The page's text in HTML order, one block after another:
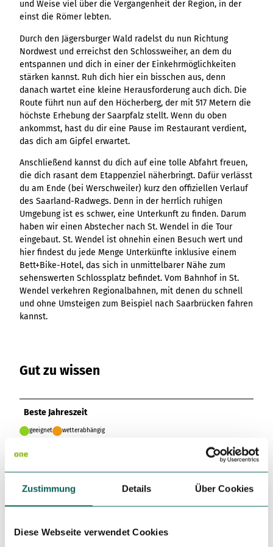
Zustimmung Details Über Cookies
Diese Webseite verwendet Cookies
Hambur
Menü -
Variante
3
Hambur
ger
Menü -
Variante
4
Variante 0
Kachel &
3er-Raster
4er-Raster
Kachel-Slider
Link-Liste
Mediengalerie
Übersicht
Variante 0
Variante 1
Variante 2
Variante 3
Mini-Teaser
Silhouette
Tabelle
Text und
Medien
Vertikale
Timeline
Übersicht
Variante 0
Variante 1
Variante 2
Variante 3
XXL-Galerie
Übersicht
Variante 0
Variante 1
Variante 2
Variante 3
Variante 4
Variante 5
Zitat
Übersicht
Variante 0
Variante 1
Variante 2
Ergebnisliste
Ergebnisliste:
individueller Filter
"beste Reisezeit"
Übersicht
Intelligenz trifft
Der KI-Wizard und
KI-Checker in
one.data
Übersicht
Variante 1
destination.guestcard
destination.highlight
destination.html
destination.imageclick
destination.language
destination.login
destination.logo
destination.mail
destination.medialibrary
destination.mediawall
destination.multisearch
destination.teaserwall
destination.tide
destination.topspot
Übersicht
Variante 0
Variante 1
destination.trilogy
Übersicht
Variante 0
Variante 1
destination.weather
Übersicht
Variante 1
Variante 2
destination.youtube
und Weise viel über die Vergangenheit der Region, in der
einst die Römer lebten.
Durch den Jägersburger Wald radelst du nun Richtung
Nordwest und erreichst den Schlossweiher, an dem du
entspannen und dich in einer der Einkehrmöglichkeiten
stärken kannst. Ruh dich hier ein bisschen aus, denn
danach wartet eine kleine Herausforderung auch dich. Die
Route führt nun auf den Höcherberg, der mit 517 Metern die
höchste Erhebung der Saarpfalz stellt. Wenn du oben
ankommst, hast du dir eine Pause im Restaurant verdient,
das dich am Gipfel erwartet.
Anschließend kannst du dich auf eine tolle Abfahrt freuen,
die dich rasant dem Etappenziel näherbringt. Dafür verlässt
du am Ende (bei Werschweiler) kurz den offiziellen Verlauf
des Saarland-Radwegs. Denn in der herrlich ruhigen
Umgebung ist es schwer, eine Unterkunft zu finden. Darum
haben wir einen Abstecher nach St. Wendel in die Tour
eingebaut. St. Wendel ist ohnehin einen Besuch wert und
hier findest du jede Menge Unterkünfte inklusive einem
Bett+Bike-Hotel, das sich in unmittelbarer Nähe zum
sehenswerten Schlossplatz befindet. Vom Bahnhof in St.
Wendel verkehren Regionalbahnen, mit denen du schnell
und ohne Umsteigen zum Beispiel nach Saarbrücken fahren
kannst.
Gut zu wissen
Beste Jahreszeit
geeignet wetterabhängig
Jul
Aug Okt Dez